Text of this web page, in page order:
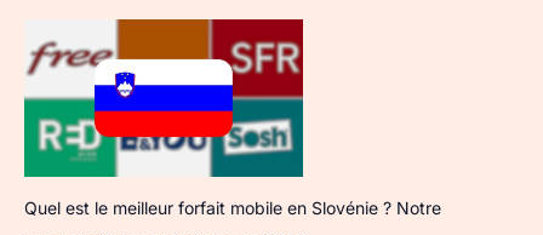
Quel est le meilleur forfait mobile en Slovénie ? Notre